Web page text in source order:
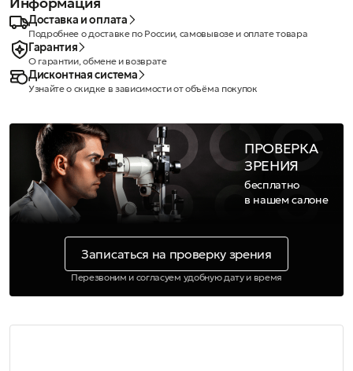
Доставка и оплата
Подробнее о доставке по России, самовывозе и оплате товара
Гарантия
О гарантии, обмене и возврате
Дисконтная система
Узнайте о скидке в зависимости от объёма покупок
ПРОВЕРКА
ЗРЕНИЯ
бесплатно
в нашем салоне
Записаться на проверку зрения
Перезвоним и согласуем удобную дату и время